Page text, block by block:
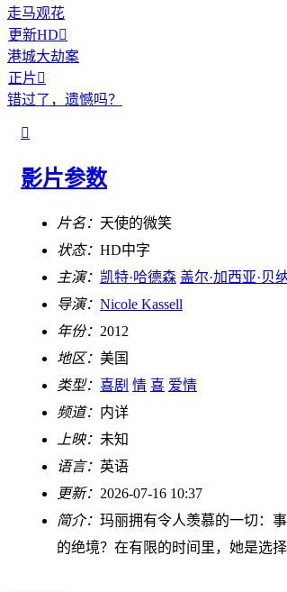
走马观花
更新HD
港城大劫案
正片
错过了，遗憾吗？

影片参数
片名： 天使的微笑
状态： HD中字
主演： 凯特·哈德森 盖尔·加西亚·贝
导演： Nicole Kassell
年份： 2012
地区： 美国
类型： 喜剧 情 喜 爱情
频道： 内详
上映： 未知
语言： 英语
更新： 2026-07-16 10:37
简介： 玛丽拥有令人羡慕的一切：
的绝境？在有限的时间里，她是选